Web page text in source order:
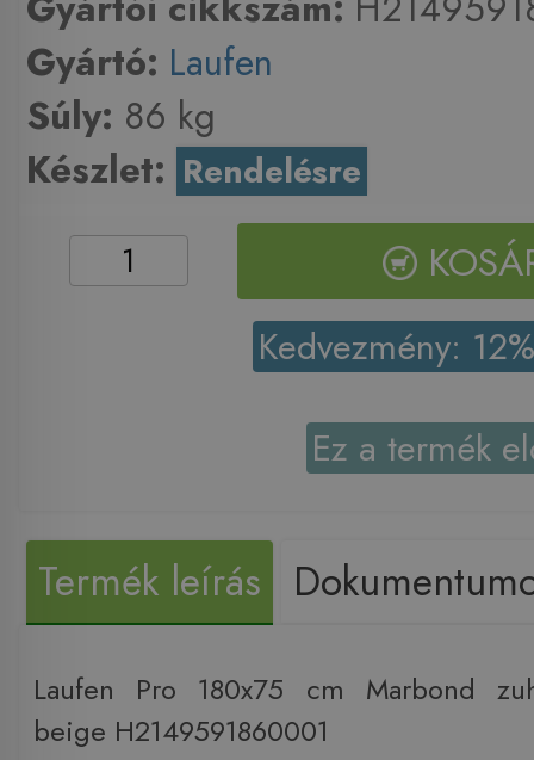
Gyártó: Laufen
Súly: 86 kg
Készlet: Rendelésre
Kedvezmény:
Ez a termék
Termék leírás
Laufen Pro 180x75 cm Marbond
beige H2149591860001